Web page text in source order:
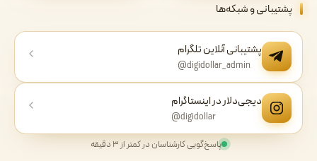
پشتیبانی و شبکه‌ها
پشتیبانی آنلاین تلگرام
@digidollar_admin
دیجی‌دلار در اینستاگرام
@digidollar
پاسخ‌گویی کارشناسان در کمتر از ۳ دقیقه